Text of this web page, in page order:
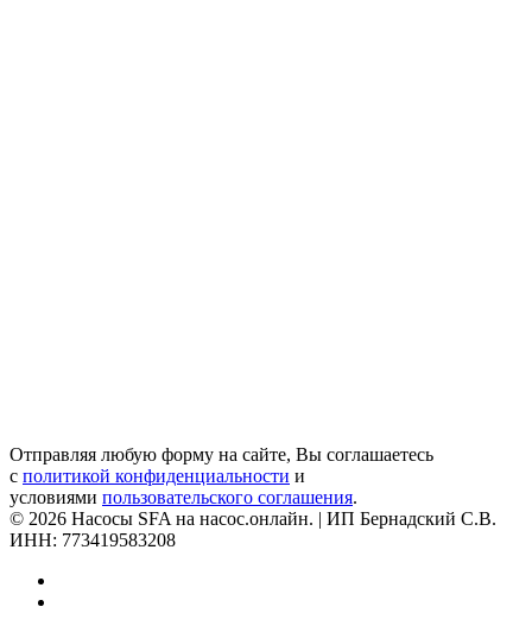
Отправляя любую форму на сайте, Вы соглашаетесь
с политикой конфиденциальности и
условиями пользовательского соглашения.
© 2026 Насосы SFA на насос.онлайн. | ИП Бернадский С.В.
ИНН: 773419583208